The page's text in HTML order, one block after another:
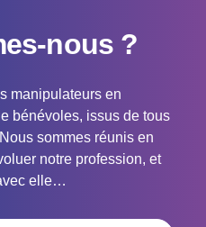
nous ?
manipulateurs en
bénévoles, issus de tous
sommes réunis en
notre profession, et
elle…